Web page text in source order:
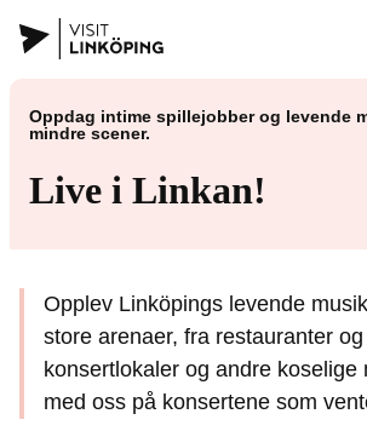
Oppdag intime spillejobber og levende
mindre scener.
Live i Linkan!
Opplev Linköpings levende
store arenaer, fra restauranter
konsertlokaler og andre koselige
med oss på konsertene som